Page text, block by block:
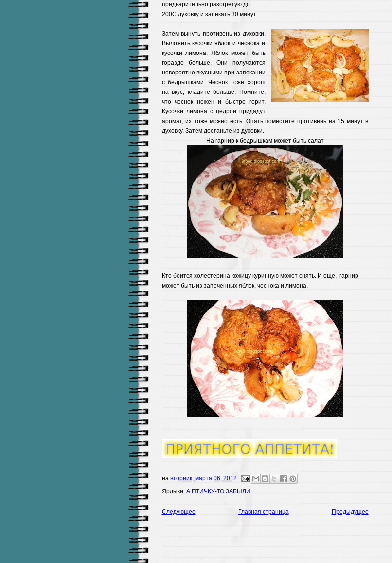
предварительно разогретую до
200С духовку и запекать 30 минут.
Затем вынуть противень из духовки.
Выложить кусочки яблок и чеснока и
кусочки лимона. Яблок может быть
гораздо больше. Они получаются
невероятно вкусными при запекании
с бедрышками. Чеснок тоже хорош
на вкус, кладите больше. Помните,
что чеснок нежен и быстро горит.
Кусочки лимона с цедрой придадут
аромат, их тоже можно есть. Опять поместите противень на 15 минут в
духовку. Затем достаньте из духовки.
На гарнир к бедрышкам может быть салат
Кто боится холестерина кожицу куринную может снять. И еще, гарнир
может быть из запеченных яблок, чеснока и лимона.
на вторник, марта 06, 2012
Ярлыки: А ПТИЧКУ-ТО ЗАБЫЛИ...
Следующее Предыдущее
Главная страница